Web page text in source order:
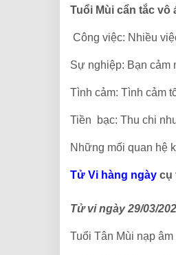
Tuổi Mùi cẩn tắc vô
Công việc: Nhiều
Sự nghiệp: Bạn cảm
Tình cảm: Tình cảm
Tiền bạc: Thu chi
Những mối quan hệ
Tử Vi hàng ngày cụ
Tử vi ngày 29/03/
Tuổi Tân Mùi nạp